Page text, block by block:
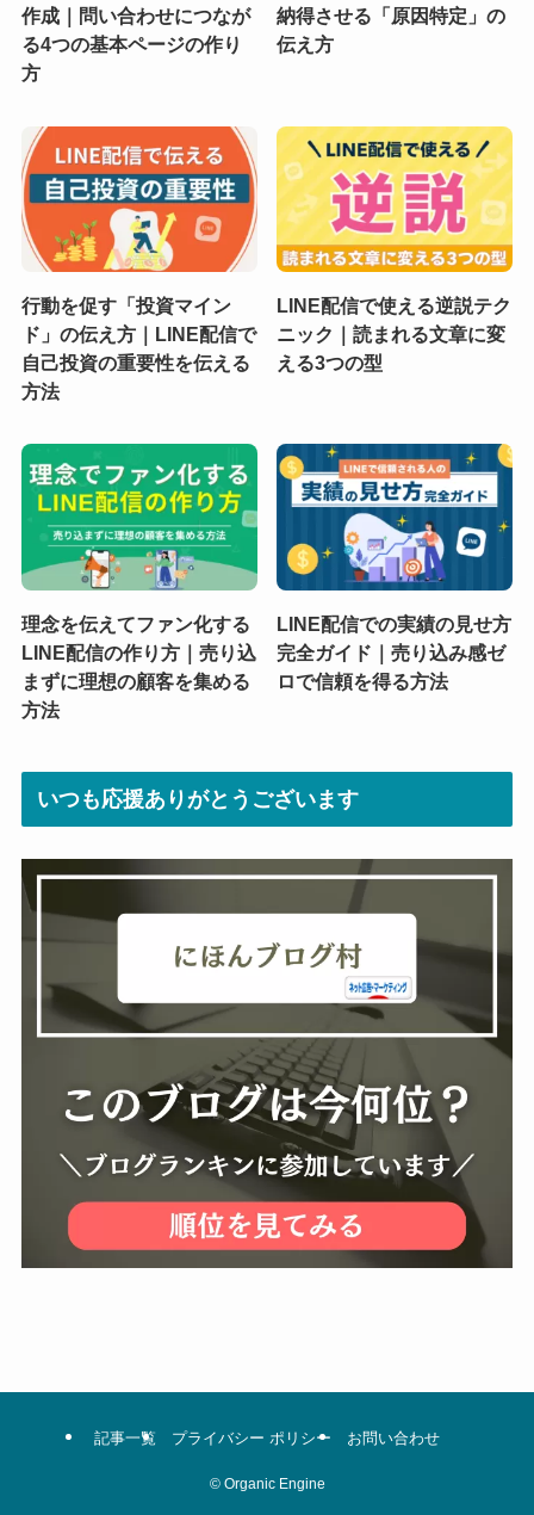
作成｜問い合わせにつなが
る4つの基本ページの作り
方
納得させる「原因特定」の
伝え方
行動を促す「投資マイン
ド」の伝え方｜LINE配信で
自己投資の重要性を伝える
方法
LINE配信で使える逆説テク
ニック｜読まれる文章に変
える3つの型
理念を伝えてファン化する
LINE配信の作り方｜売り込
まずに理想の顧客を集める
方法
LINE配信での実績の見せ方
完全ガイド｜売り込み感ゼ
ロで信頼を得る方法
いつも応援ありがとうございます
記事一覧 プライバシー ポリシー お問い合わせ
©Organic Engine